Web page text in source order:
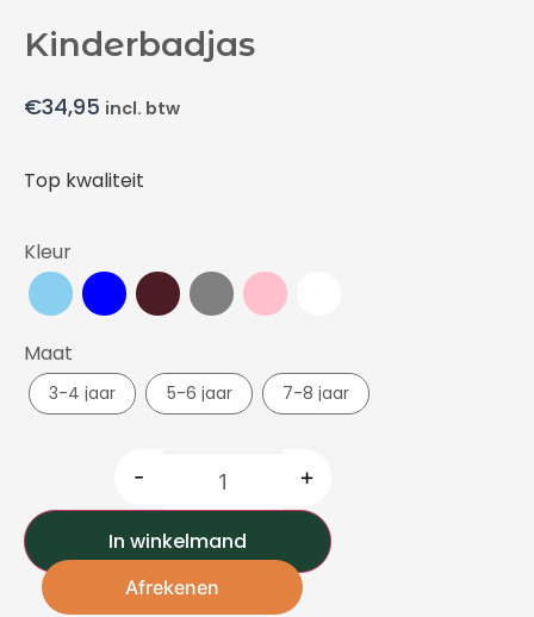
Kinderbadjas
€34,95 incl. btw
Top kwaliteit
Kleur
Maat
3-4 jaar 5-6 jaar 7-8 jaar
- +
In winkelmand
Afrekenen